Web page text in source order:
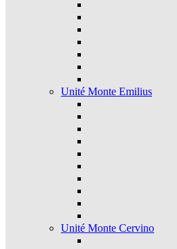
Unité Monte Emilius
Unité Monte Cervino